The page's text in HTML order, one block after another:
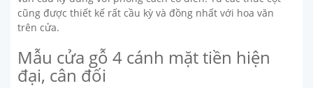
cũng được thiết kế rất cầu kỳ và đồng nhất với hoa văn
trên cửa.
Mẫu cửa gỗ 4 cánh mặt tiền hiện
đại, cân đối